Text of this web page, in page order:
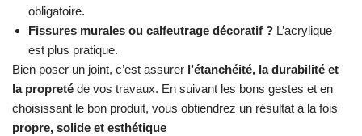
obligatoire.
Fissures murales ou calfeutrage décoratif ? L’acrylique
est plus pratique.
Bien poser un joint, c’est assurer l’étanchéité, la durabilité et
la propreté de vos travaux. En suivant les bons gestes et en
choisissant le bon produit, vous obtiendrez un résultat à la fois
propre, solide et esthétique